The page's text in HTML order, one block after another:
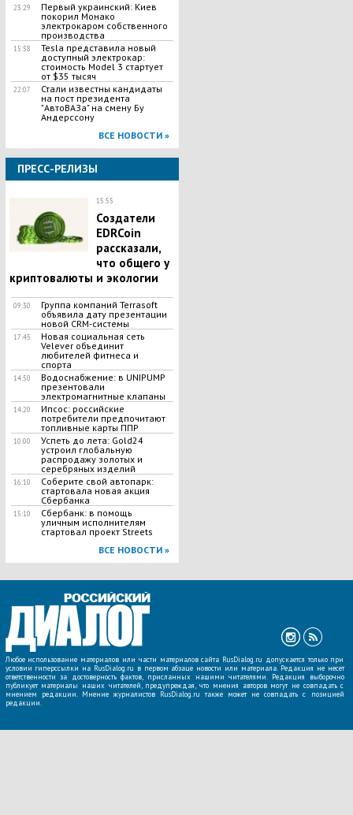
23:29
Первый украинский: Киев
покорил Монако
электрокаром собственного
производства
15:58
Tesla представила новый
доступный электрокар:
стоимость Model 3 стартует
от $35 тысяч
22:07
Стали известны кандидаты
на пост президента
"АвтоВАЗа" на смену Бу
Андерссону
ВСЕ НОВОСТИ »
ПРЕСС-РЕЛИЗЫ
15:55
Создатели
EDRCoin
рассказали,
что общего у
криптовалюты и экологии
09:30
Группа компаний Terrasoft
объявила дату презентации
новой CRM-системы
17:45
Новая социальная сеть
Velever объединит
любителей фитнеса и
спорта
14:50
Водоснабжение: в UNIPUMP
презентовали
электромагнитные клапаны
14:20
Ипсос: российские
потребители предпочитают
топливные карты ППР
10:00
Успеть до лета: Gold24
устроил глобальную
распродажу золотых и
серебряных изделий
16:10
Соберите свой автопарк:
стартовала новая акция
Сбербанка
15:10
Сбербанк: в помощь
уличным исполнителям
стартовал проект Streets
ВСЕ НОВОСТИ »
Любое использование материалов или части материалов сайта RusDialog.ru допускается только при
условии гиперссылки на RusDialog.ru в первом абзаце новости или материала. Редакция не несет
ответственности за достоверность фактов, присланных нашими читателями. Редакция выборочно
публикует материалы наших читателей, предупреждая, что мнения авторов могут не совпадать с
мнением редакции. Мнение журналистов RusDialog.ru также может не совпадать с позицией
редакции.